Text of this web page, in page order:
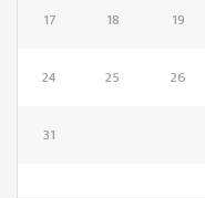
17 18 19
24 25 26
31